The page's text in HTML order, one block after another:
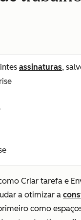
assinaturas,
Criar tarefa e
a otimizar a
como